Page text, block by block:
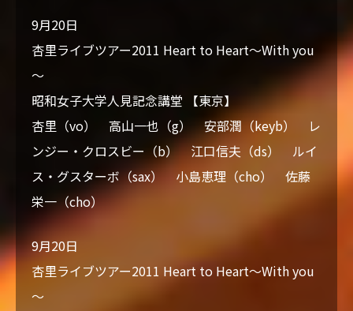
9月20日
杏里ライブツアー2011 Heart to Heart～With you
～
昭和女子大学人見記念講堂 【東京】
杏里（vo） 高山一也（g） 安部潤（keyb） レ
ンジー・クロスビー（b） 江口信夫（ds） ルイ
ス・グスターボ（sax） 小島恵理（cho） 佐藤
栄一（cho）
9月20日
杏里ライブツアー2011 Heart to Heart～With you
～